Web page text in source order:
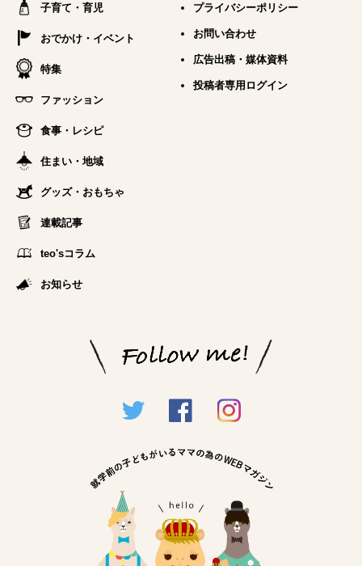
子育て・育児
おでかけ・イベント
特集
ファッション
食事・レシピ
住まい・地域
グッズ・おもちゃ
連載記事
teo'sコラム
お知らせ
プライバシーポリシー
お問い合わせ
広告出稿・媒体資料
投稿者専用ログイン